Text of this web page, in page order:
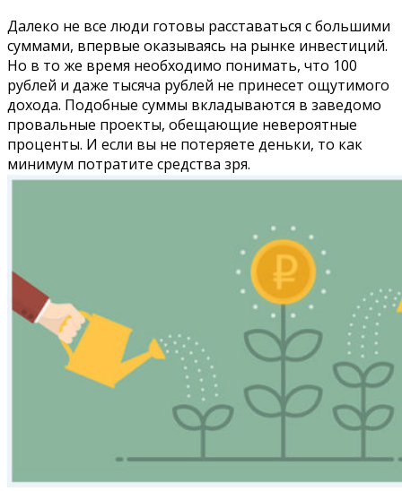
Далеко не все люди готовы расставаться с большими
суммами, впервые оказываясь на рынке инвестиций.
Но в то же время необходимо понимать, что 100
рублей и даже тысяча рублей не принесет ощутимого
дохода. Подобные суммы вкладываются в заведомо
провальные проекты, обещающие невероятные
проценты. И если вы не потеряете деньки, то как
минимум потратите средства зря.